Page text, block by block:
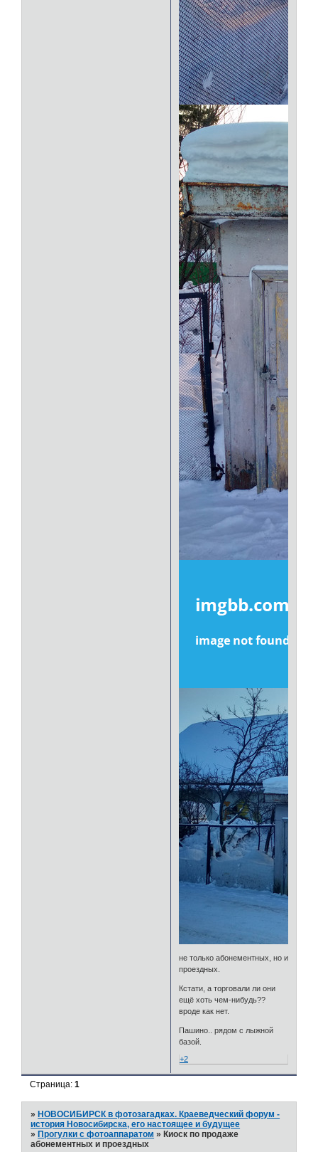
не только абонементных, но и
проездных.
Кстати, а торговали ли они
ещё хоть чем-нибудь??
вроде как нет.
Пашино.. рядом с лыжной
базой.
+2
Страница:1
»НОВОСИБИРСК в фотозагадках. Краеведческий форум -
история Новосибирска, его настоящее и будущее
»Прогулки с фотоаппаратом »Киоск по продаже
абонементных и проездных